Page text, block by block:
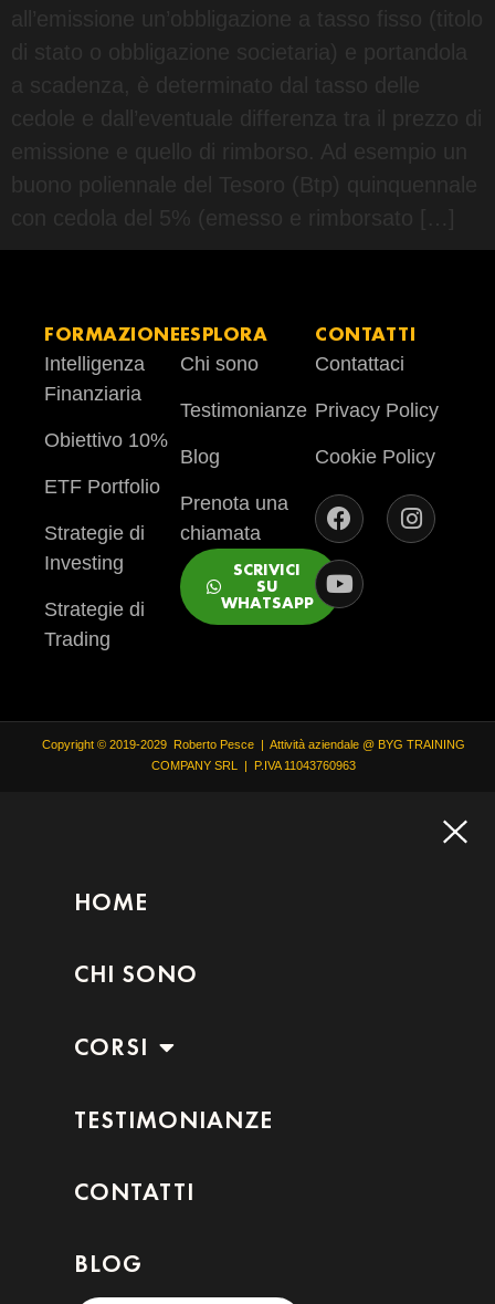
all’emissione un’obbligazione a tasso fisso (titolo
di stato o obbligazione societaria) e portandola
a scadenza, è determinato dal tasso delle
cedole e dall’eventuale differenza tra il prezzo di
emissione e quello di rimborso. Ad esempio un
buono poliennale del Tesoro (Btp) quinquennale
con cedola del 5% (emesso e rimborsato […]
FORMAZIONE
Intelligenza
Finanziaria
Obiettivo 10%
ETF Portfolio
Strategie di
Investing
Strategie di
Trading
ESPLORA
Chi sono
Testimonianze
Blog
Prenota una
chiamata
SCRIVICI
SU
WHATSAPP
CONTATTI
Contattaci
Privacy Policy
Cookie Policy
Copyright © 2019-2029 Roberto Pesce | Attività aziendale @ BYG TRAINING
COMPANY SRL | P.IVA 11043760963
HOME
CHI SONO
CORSI
TESTIMONIANZE
CONTATTI
BLOG